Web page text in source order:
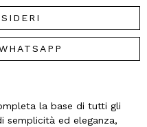
la base di tutti gli
semplicità ed eleganza,